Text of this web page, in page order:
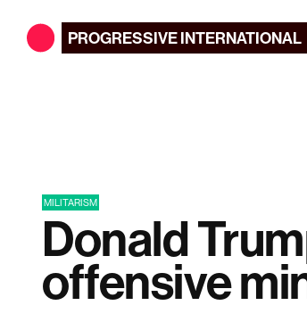
PROGRESSIVEINTERNATIONAL
MILITARISM
Donald
offensive